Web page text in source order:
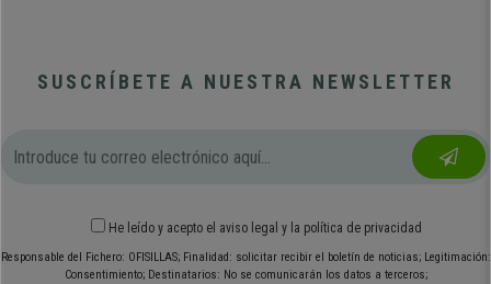
SUSCRÍBETE A NUESTRA NEWSLETTER
He leído y acepto el aviso legal y la política de privacidad
Responsable del Fichero: OFISILLAS; Finalidad: solicitar recibir el boletín de noticias; Legitimación:
Consentimiento; Destinatarios: No se comunicarán los datos a terceros;